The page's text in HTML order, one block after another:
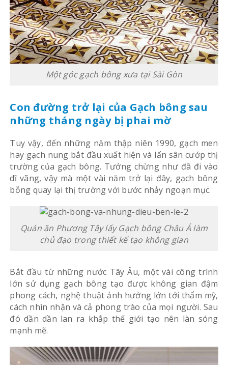
Một góc gạch bông xưa tại Sài Gòn
Con đường trở lại của Gạch bông sau
những tháng ngày bị phai mờ
Tuy vậy, đến những năm thập niên 1990, gạch men
hay gạch nung bắt đầu xuất hiện và lấn sân cướp thị
trường của gạch bông. Tưởng chừng như đã đi vào
dĩ vãng, vậy mà một vài năm trở lại đây, gạch bông
bỗng quay lại thị trường với bước nhảy ngoạn mục.
Quán ăn Phương Tây lấy Gạch bông Châu Á làm
chủ đạo trong thiết kế tạo không gian
Bắt đầu từ những nước Tây Âu, một vài công trình
lớn sử dụng gạch bông tạo được không gian đậm
phong cách, nghệ thuật ảnh hưởng lớn tới thẩm mỹ,
cách nhìn nhận và cả phong trào của mọi người. Sau
đó dần dần lan ra khắp thế giới tạo nên làn sóng
mạnh mẽ.